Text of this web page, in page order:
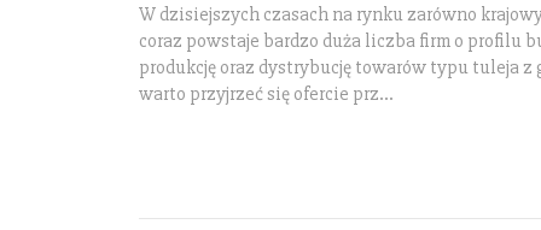
W dzisiejszych czasach na rynku zarówno
coraz powstaje bardzo duża liczba firm o profilu
produkcję oraz dystrybucję towarów typu tuleja
warto przyjrzeć się ofercie prz...